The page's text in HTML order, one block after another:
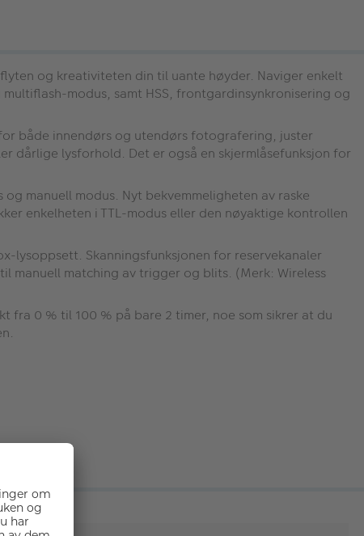
og kreativiteten din til uante høyder. Naviger enkelt
modus, samt HSS, frontgardinsynkronisering og
både innendørs og utendørs fotografering, juster
dårlige lysforhold. Det er også en skjermlåsefunksjon for
manuell modus. Nyt bekvemmeligheten av raske
enkelheten i TTL-modus eller den nøyaktige kontrollen
lysoppsett. Skanningsfunksjonen for reservekanaler
manuell matching av trigger og blits. (Merk: Wireless
0 % til 100 % på bare 2 timer, noe som sikrer at du